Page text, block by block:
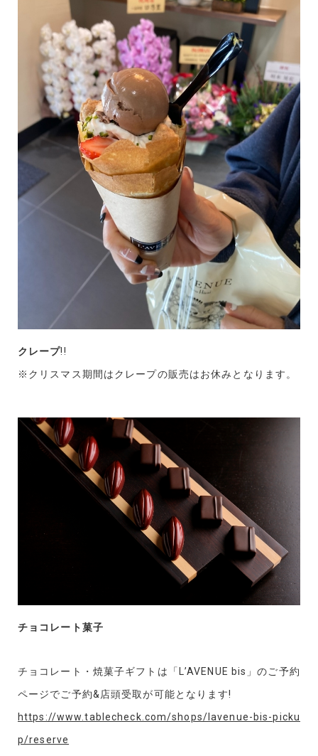
クレープ!!
※クリスマス期間はクレープの販売はお休みとなります。
チョコレート菓子
チョコレート・焼菓子ギフトは「L’AVENUE bis」のご予約
ページでご予約&店頭受取が可能となります!
https://www.tablecheck.com/shops/lavenue-bis-picku
p/reserve